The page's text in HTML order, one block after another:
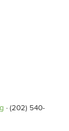
· (202) 540-